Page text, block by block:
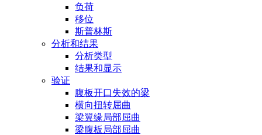
负荷
移位
斯普林斯
分析和结果
分析类型
结果和显示
验证
腹板开口失效的梁
横向扭转屈曲
梁翼缘局部屈曲
梁腹板局部屈曲